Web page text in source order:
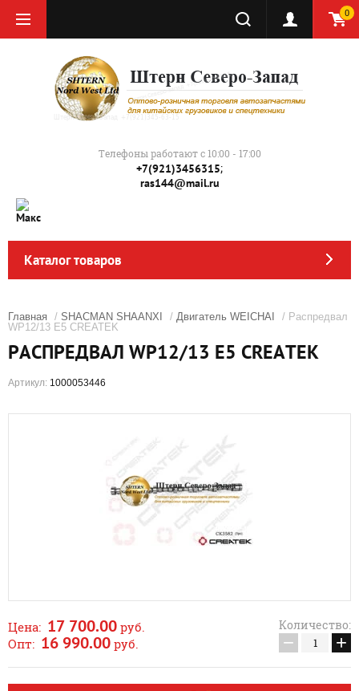
0
Телефоны работают с 10:00 - 17:00
+7(921)3456315;
ras144@mail.ru
Каталог товаров
Главная / SHACMAN SHAANXI / Двигатель WEICHAI
/ Распредвал
WP12/13 Е5 CREATEK
РАСПРЕДВАЛ WP12/13 Е5 CREATEK
Артикул: 1000053446
Цена: 17 700.00 руб.
Опт: 16 990.00 руб.
Количество:
− +